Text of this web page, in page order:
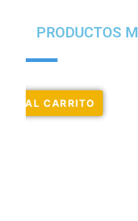
PRODUCTOS
GARLIC OIL
$380.00